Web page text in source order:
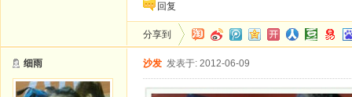
回复
分享到
细雨 沙发 发表于: 2012-06-09